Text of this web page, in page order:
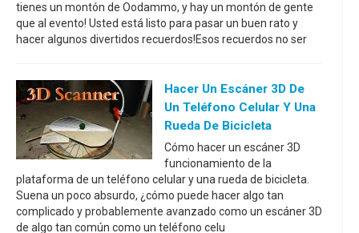
tienes un montón de Oodammo, y hay un montón de gente
que al evento! Usted está listo para pasar un buen rato y
hacer algunos divertidos recuerdos!Esos recuerdos no ser
Hacer Un Escáner 3D De
Un Teléfono Celular Y Una
Rueda De Bicicleta
Cómo hacer un escáner 3D
funcionamiento de la
plataforma de un teléfono celular y una rueda de bicicleta.
Suena un poco absurdo, ¿cómo puede hacer algo tan
complicado y probablemente avanzado como un escáner 3D
de algo tan común como un teléfono celu